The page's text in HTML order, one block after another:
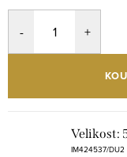
Velikost:
IM424537/DU2